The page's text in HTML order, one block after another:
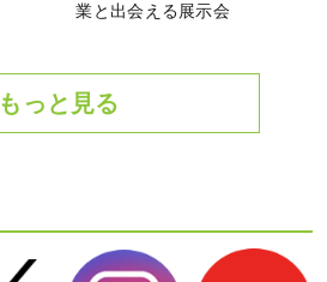
業と出会える展示会
もっと見る